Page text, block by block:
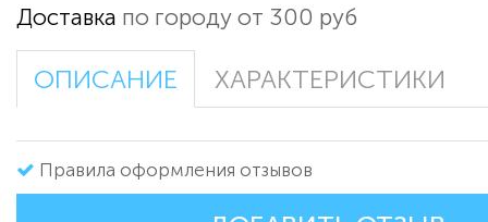
Доставка по городу от 300 руб
ОПИСАНИЕ ХАРАКТЕРИСТИКИ
Правила оформления отзывов